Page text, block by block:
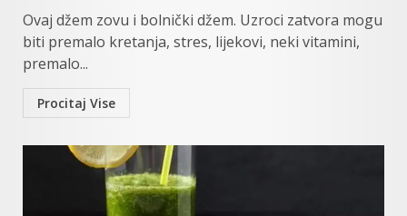
Ovaj džem zovu i bolnički džem. Uzroci zatvora mogu
biti premalo kretanja, stres, lijekovi, neki vitamini,
premalo...
Procitaj Vise